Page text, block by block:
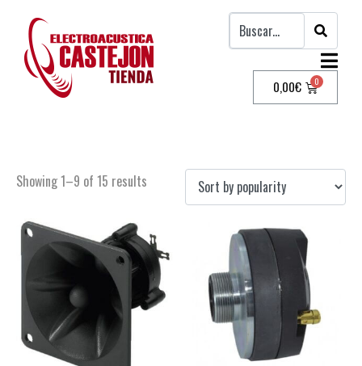
0,00€
Showing 1–9 of 15 results